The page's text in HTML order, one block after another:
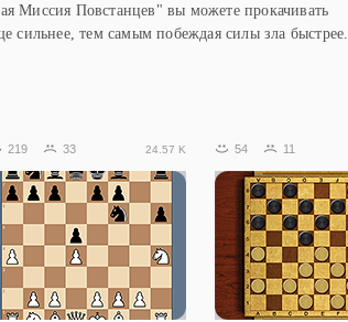
Миссия Повстанцев" вы можете прокачивать
сильнее, тем самым побеждая силы зла быстрее.
219 33 24.57 K 54 11